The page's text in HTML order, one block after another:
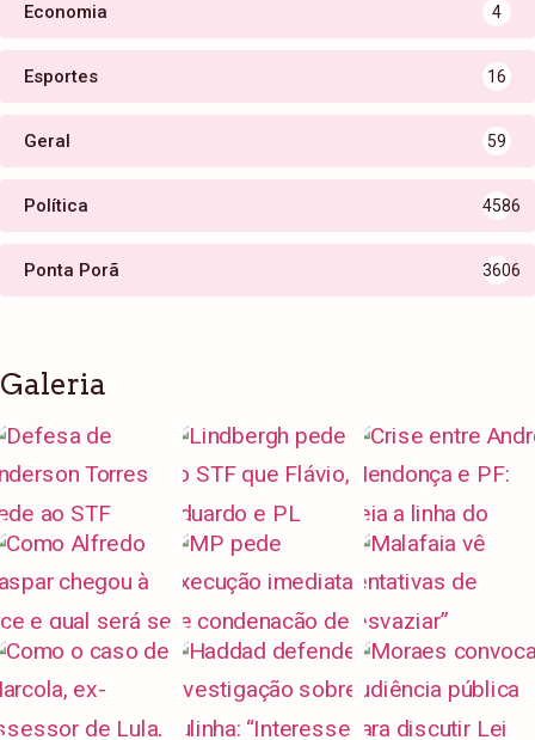
Economia 4
Esportes 16
Geral 59
Política 4586
Ponta Porã 3606
Galeria